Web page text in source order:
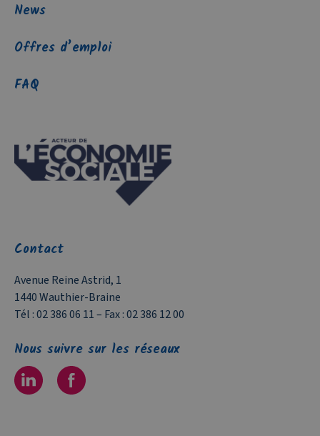
News
Offres d’emploi
FAQ
Contact
Avenue Reine Astrid, 1
1440 Wauthier-Braine
Tél :02 386 06 11– Fax :02 386 12 00
Nous suivre sur les réseaux